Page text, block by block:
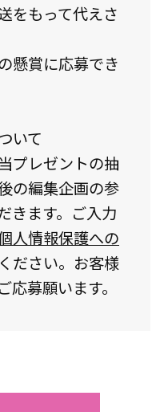
をもって代えさ
懸賞に応募でき
いて
プレゼントの抽
の編集企画の参
きます。ご入力
人情報保護への
ださい。お客様
募願います。